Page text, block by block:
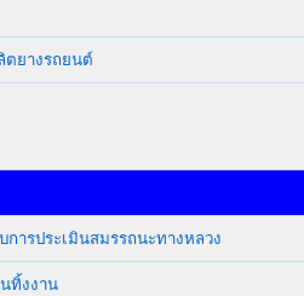
ตยางรถยนต์
ารประเมินสมรรถนะทางหลวง
ทิ้งงาน